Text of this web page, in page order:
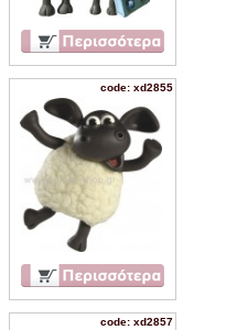
code: xd2855
code: xd2857